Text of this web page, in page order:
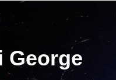
George